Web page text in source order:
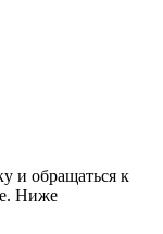
и обращаться к
Ниже